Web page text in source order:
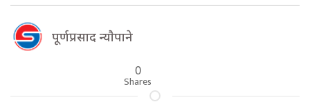
पूर्णप्रसाद न्याैपाने
0
Shares